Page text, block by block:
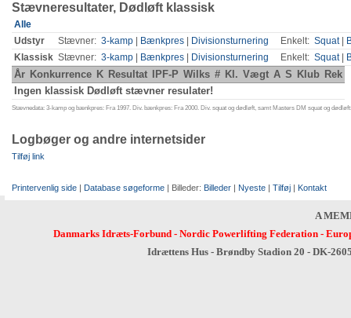
Stævneresultater, Dødløft klassisk
Alle
Udstyr
Stævner: 3-kamp Bænkpres Divisionsturnering Enkelt: Squat|
Klassisk Stævner: 3-kamp Bænkpres Divisionsturnering Enkelt: Squat|
År Konkurrence K Resultat IPF-P Wilks # Kl. Vægt A S Klub Rek
Ingen klassisk Dødløft stævner resulater!
Stævnedata: 3-kamp og bænkpres: Fra 1997. Div. bænkpres: Fra 2000. Div. squat og dødløft, samt Masters DM squat og
Logbøger og andre internetsider
Tilføj link
Printervenlig side | Database søgeforme | Billeder: Billeder | Nyeste | Tilføj | Kontakt
A
Danmarks Idræts-Forbund- Nordic Powerlifting Federation-
Idrættens Hus - Brøndby Stadion 20 - DK-